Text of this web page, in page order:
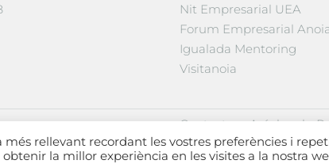
Nit Empresarial UEA
Forum Empresarial
Igualada Mentoring
Visitanoia
Contactar·Avís legal·
rellevant recordant les vostres preferències i
la millor experiència en les visites a la nostra